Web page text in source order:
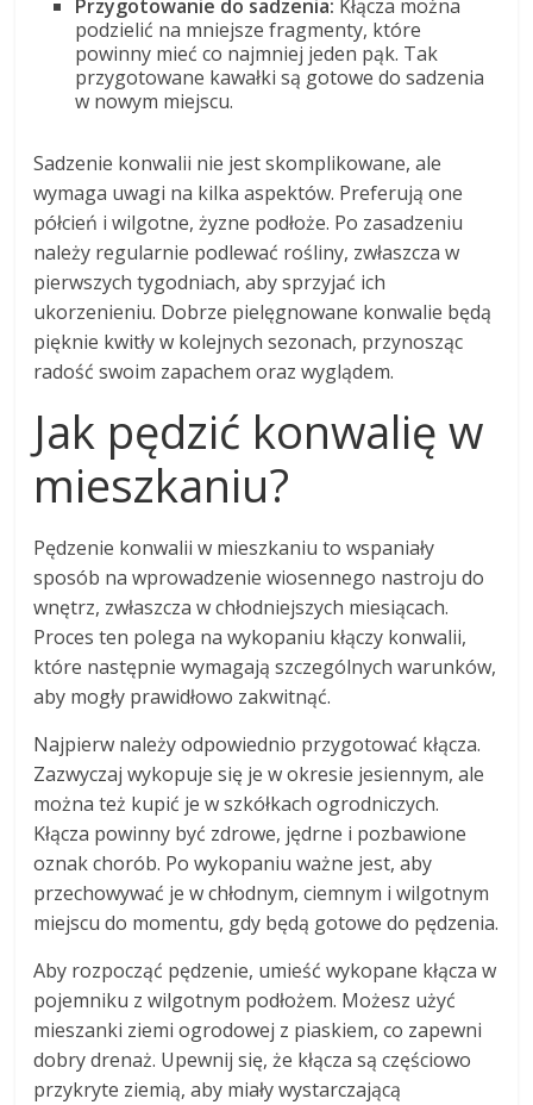
Przygotowanie do sadzenia: Kłącza można
podzielić na mniejsze fragmenty, które
powinny mieć co najmniej jeden pąk. Tak
przygotowane kawałki są gotowe do sadzenia
w nowym miejscu.
Sadzenie konwalii nie jest skomplikowane, ale
wymaga uwagi na kilka aspektów. Preferują one
półcień i wilgotne, żyzne podłoże. Po zasadzeniu
należy regularnie podlewać rośliny, zwłaszcza w
pierwszych tygodniach, aby sprzyjać ich
ukorzenieniu. Dobrze pielęgnowane konwalie będą
pięknie kwitły w kolejnych sezonach, przynosząc
radość swoim zapachem oraz wyglądem.
Jak pędzić konwalię w
mieszkaniu?
Pędzenie konwalii w mieszkaniu to wspaniały
sposób na wprowadzenie wiosennego nastroju do
wnętrz, zwłaszcza w chłodniejszych miesiącach.
Proces ten polega na wykopaniu kłączy konwalii,
które następnie wymagają szczególnych warunków,
aby mogły prawidłowo zakwitnąć.
Najpierw należy odpowiednio przygotować kłącza.
Zazwyczaj wykopuje się je w okresie jesiennym, ale
można też kupić je w szkółkach ogrodniczych.
Kłącza powinny być zdrowe, jędrne i pozbawione
oznak chorób. Po wykopaniu ważne jest, aby
przechowywać je w chłodnym, ciemnym i wilgotnym
miejscu do momentu, gdy będą gotowe do pędzenia.
Aby rozpocząć pędzenie, umieść wykopane kłącza w
pojemniku z wilgotnym podłożem. Możesz użyć
mieszanki ziemi ogrodowej z piaskiem, co zapewni
dobry drenaż. Upewnij się, że kłącza są częściowo
przykryte ziemią, aby miały wystarczającą